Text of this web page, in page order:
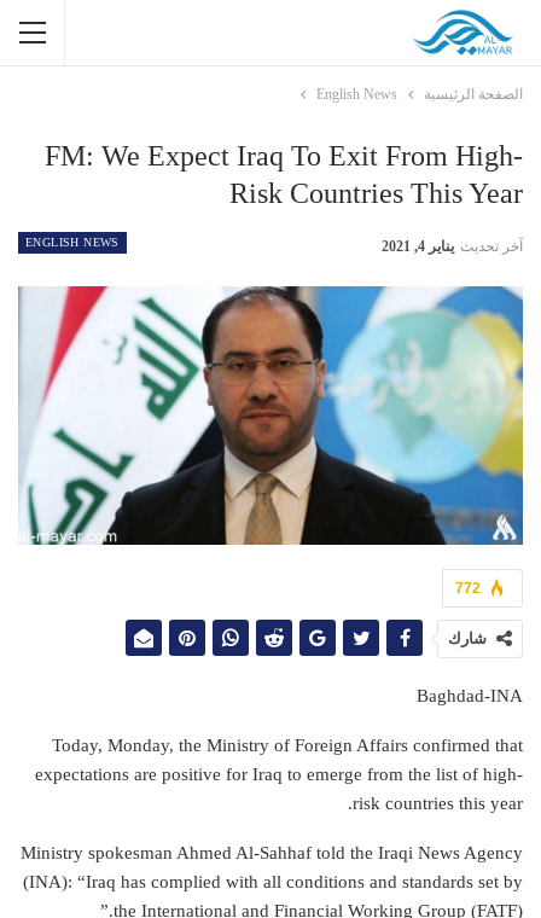
الصفحة الرئيسية English News
FM: We Expect Iraq To Exit From High-
Risk Countries This Year
ENGLISH NEWS آخر تحديث يناير 4, 2021
772
شارك
Baghdad-INA
Today, Monday, the Ministry of Foreign Affairs confirmed that
expectations are positive for Iraq to emerge from the list of high-
risk countries this year.
Ministry spokesman Ahmed Al-Sahhaf told the Iraqi News Agency
(INA): “Iraq has complied with all conditions and standards set by
the International and Financial Working Group (FATF).”